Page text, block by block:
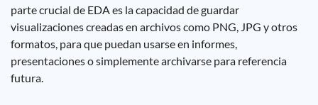
parte crucial de EDA es la capacidad de guardar
visualizaciones creadas en archivos como PNG, JPG y otros
formatos, para que puedan usarse en informes,
presentaciones o simplemente archivarse para referencia
futura.